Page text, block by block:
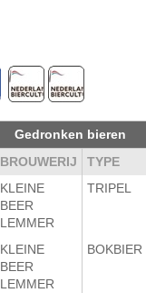
Gedronken bieren
BROUWERIJ TYPE
KLEINE
BEER
LEMMER
TRIPEL
KLEINE
BEER
LEMMER
BOKBIER